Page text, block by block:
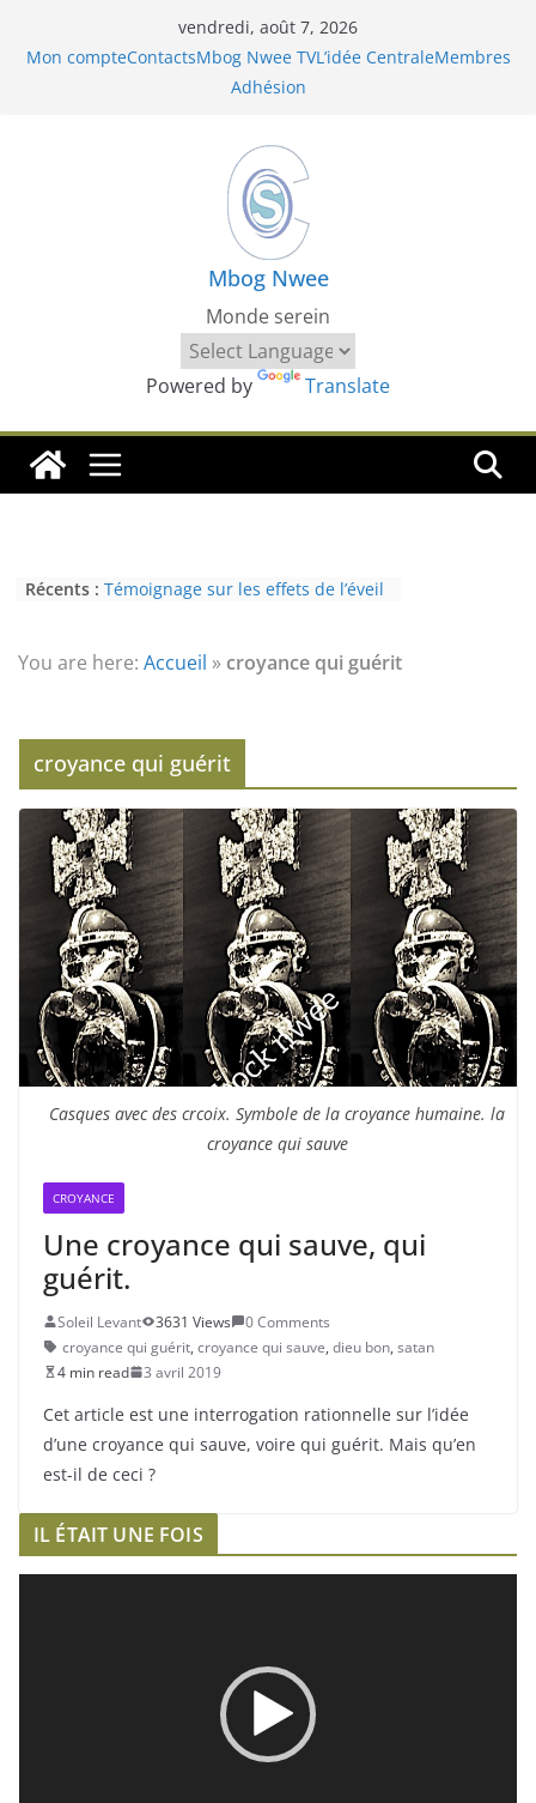
vendredi, août 7, 2026
Mon compteContactsMbog Nwee TVL’idée CentraleMembres
Adhésion
Mbog Nwee
Monde serein
Powered by Translate
Récents : Témoignage sur les effets de l’éveil
(2nde partie) : le paranormal
monde créé (2nde partie)
Témoignage sur les effets de l’éveil
(4ème partie) : la conscience
You are here: Accueil » croyance qui guérit
croyance qui guérit
Casques avec des crcoix. Symbole de la croyance humaine. la
croyance qui sauve
CROYANCE
Une croyance qui sauve, qui
guérit.
Soleil Levant 3631 Views
0 Comments
croyance qui guérit, croyance qui sauve, dieu bon, satan
4 min read
3 avril 2019
Cet article est une interrogation rationnelle sur l’idée
d’une croyance qui sauve, voire qui guérit. Mais qu’en
est-il de ceci ?
IL ÉTAIT UNE FOIS